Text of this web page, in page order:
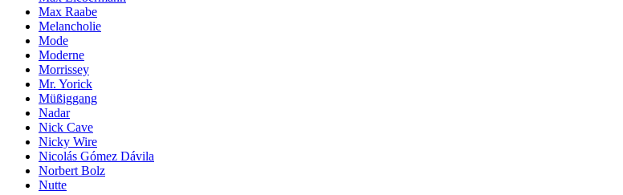
Max Raabe
Melancholie
Mode
Moderne
Morrissey
Mr. Yorick
Müßiggang
Nadar
Nick Cave
Nicky Wire
Nicolás Gómez Dávila
Norbert Bolz
Nutte